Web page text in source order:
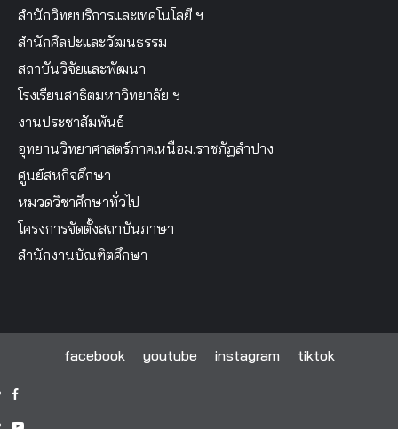
สำนักวิทยบริการและเทคโนโลยี ฯ
สำนักศิลปะและวัฒนธรรม
สถาบันวิจัยและพัฒนา
โรงเรียนสาธิตมหาวิทยาลัย ฯ
งานประชาสัมพันธ์
อุทยานวิทยาศาสตร์ภาคเหนือม.ราชภัฏลำปาง
ศูนย์สหกิจศึกษา
หมวดวิชาศึกษาทั่วไป
โครงการจัดตั้งสถาบันภาษา
สำนักงานบัณฑิตศึกษา
facebook youtube instagram tiktok
facebook
youtube